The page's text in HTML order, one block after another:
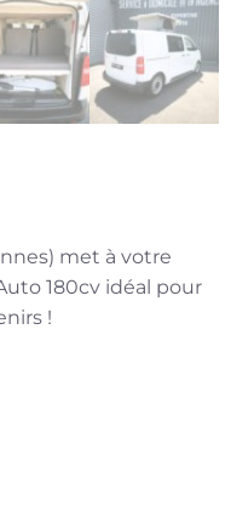
met à votre
180cv idéal pour
!